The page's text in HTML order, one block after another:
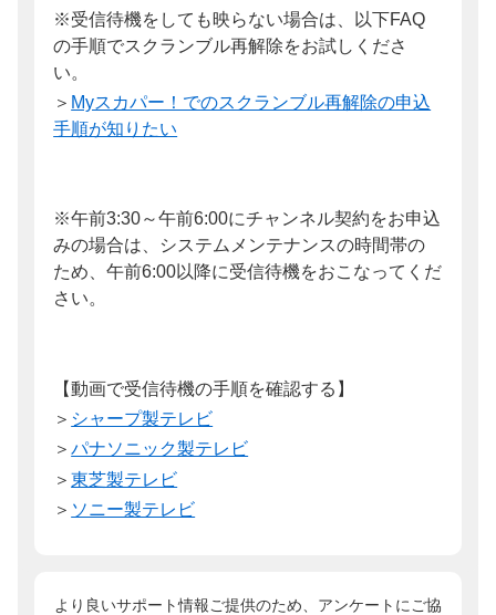
※受信待機をしても映らない場合は、以下FAQ
の手順でスクランブル再解除をお試しくださ
い。
＞ Myスカパー！でのスクランブル再解除の申込
手順が知りたい
※午前3:30～午前6:00にチャンネル契約をお申込
みの場合は、システムメンテナンスの時間帯の
ため、午前6:00以降に受信待機をおこなってくだ
さい。
【動画で受信待機の手順を確認する】
＞ シャープ製テレビ
＞パナソニック製テレビ
＞東芝製テレビ
＞ ソニー製テレビ
より良いサポート情報ご提供のため、アンケートにご協